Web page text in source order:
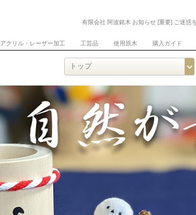
有限会社 阿波銘木 お知らせ [重要] ご迷惑
アクリル・レーザー加工 工芸品 使用原木 購入ガイド